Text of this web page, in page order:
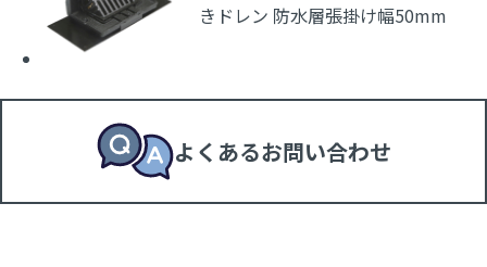
きドレン 防水層張掛け幅50mm
よくあるお問い合わせ